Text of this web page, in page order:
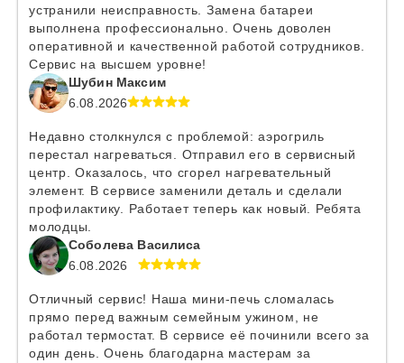
устранили неисправность. Замена батареи
выполнена профессионально. Очень доволен
оперативной и качественной работой сотрудников.
Сервис на высшем уровне!
Шубин Максим
6.08.2026
Недавно столкнулся с проблемой: аэрогриль
перестал нагреваться. Отправил его в сервисный
центр. Оказалось, что сгорел нагревательный
элемент. В сервисе заменили деталь и сделали
профилактику. Работает теперь как новый. Ребята
молодцы.
Соболева Василиса
6.08.2026
Отличный сервис! Наша мини-печь сломалась
прямо перед важным семейным ужином, не
работал термостат. В сервисе её починили всего за
один день. Очень благодарна мастерам за